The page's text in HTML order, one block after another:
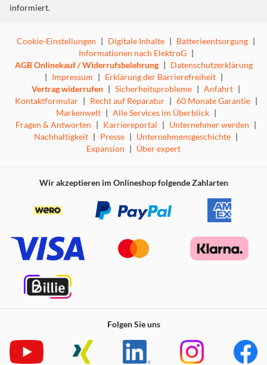
informiert.
Cookie-Einstellungen | Digitale Inhalte | Batterieentsorgung |
Informationen nach ElektroG |
AGB Onlinekauf / Widerrufsbelehrung | Datenschutzerklärung
| Impressum | Erklärung der Barrierefreiheit |
Vertrag widerrufen | Sicherheitsprobleme | Anfahrt |
Kontaktformular | Recht auf Reparatur | 60 Monate Garantie |
Markenwelt | Alle Services im Überblick |
Fragen & Antworten | Karriereportal | Unternehmer werden |
Nachhaltigkeit | Presse | Unternehmensgeschichte |
Expansion | Über expert
Wir akzeptieren im Onlineshop folgende Zahlarten
Folgen Sie uns